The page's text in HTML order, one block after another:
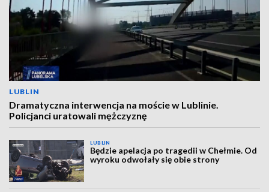
LUBLIN
Dramatyczna interwencja na moście w Lublinie.
Policjanci uratowali mężczyznę
LUBLIN
Będzie apelacja po tragedii w Chełmie. Od
wyroku odwołały się obie strony